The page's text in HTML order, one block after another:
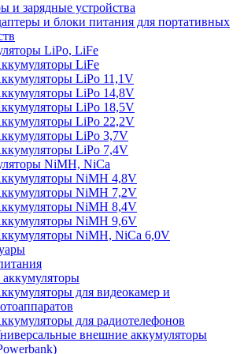
и зарядные устройства
и блоки питания для портативных
LiPo, LiFe
LiFe
LiPo 11,1V
LiPo 14,8V
LiPo 18,5V
LiPo 22,2V
LiPo 3,7V
LiPo 7,4V
NiMH, NiCa
NiMH 4,8V
NiMH 7,2V
NiMH 8,4V
NiMH 9,6V
NiMH, NiCa 6,0V
для видеокамер и
для радиотелефонов
внешние аккумуляторы